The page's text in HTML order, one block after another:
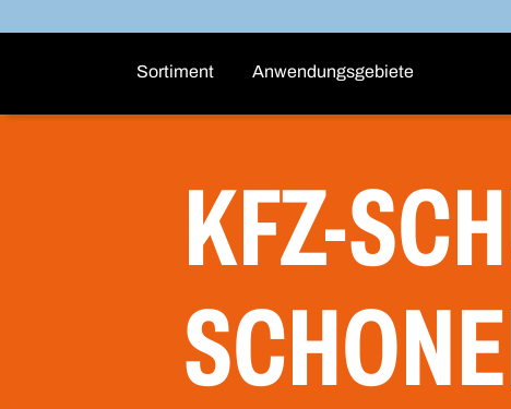
Sortiment Anwendungsgebiete
KFZ-